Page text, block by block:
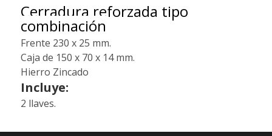
Cerradura reforzada tipo
combinación
Frente 230 x 25 mm.
Caja de 150 x 70 x 14 mm.
Hierro Zincado
Incluye:
2 llaves.